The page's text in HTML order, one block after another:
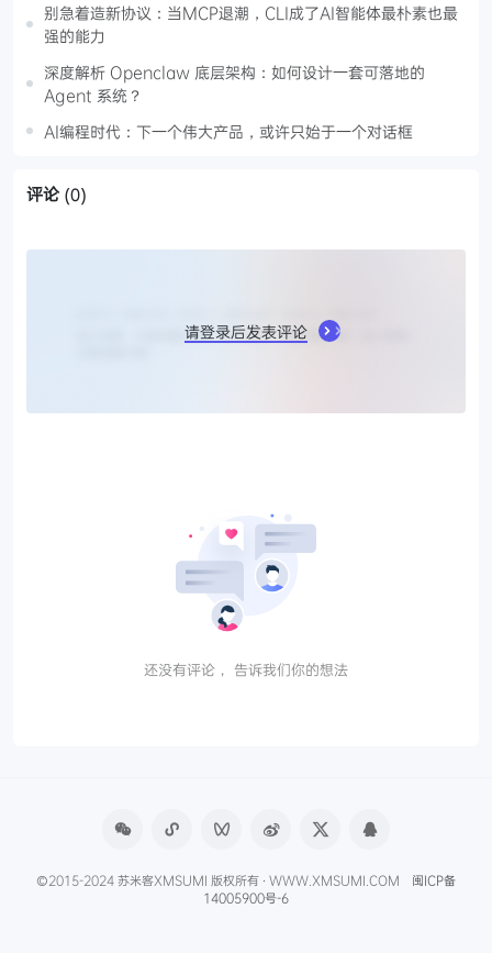
别急着造新协议：当MCP退潮，CLI成了AI智能体最朴素也最
强的能力
深度解析 Openclaw 底层架构：如何设计一套可落地的
Agent 系统？
AI编程时代：下一个伟大产品，或许只始于一个对话框
评论 (0)
请登录后发表评论
还没有评论， 告诉我们你的想法
©2015-2024 苏米客XMSUMI 版权所有 · WWW.XMSUMI.COM 闽ICP备
14005900号-6